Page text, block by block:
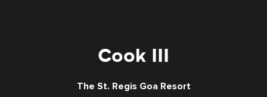
Cook III
The St. Regis Goa Resort